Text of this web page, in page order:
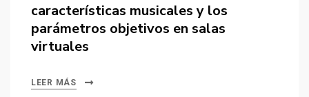
características musicales y los
parámetros objetivos en salas
virtuales
LEER MÁS